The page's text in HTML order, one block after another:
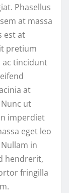
Phasellus
at massa
est at
pretium
ac tincidunt
at
ut
imperdiet
eget leo
in
hendrerit,
fringilla